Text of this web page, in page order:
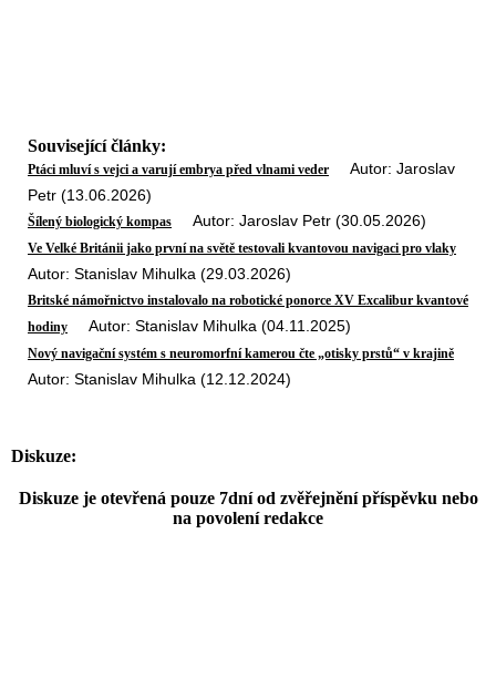
Související články:
Ptáci mluví s vejci a varují embrya před vlnami veder Autor: Jaroslav
Petr (13.06.2026)
Šílený biologický kompas Autor: Jaroslav Petr (30.05.2026)
Ve Velké Británii jako první na světě testovali kvantovou navigaci pro vlaky
Autor: Stanislav Mihulka (29.03.2026)
Britské námořnictvo instalovalo na robotické ponorce XV Excalibur kvantové
hodiny Autor: Stanislav Mihulka (04.11.2025)
Nový navigační systém s neuromorfní kamerou čte „otisky prstů“ v krajině
Autor: Stanislav Mihulka (12.12.2024)
Diskuze:
Diskuze je otevřená pouze 7dní od zvěřejnění příspěvku nebo
na povolení redakce